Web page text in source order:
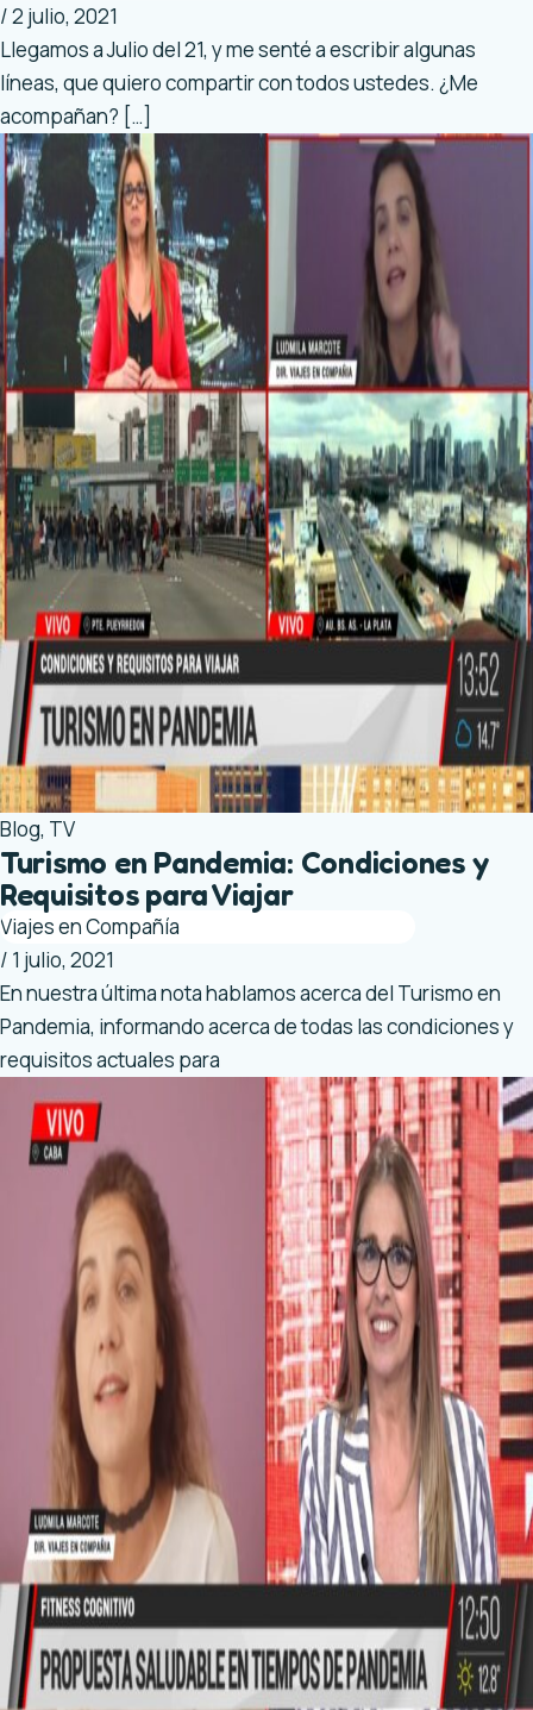
/2 julio, 2021
Llegamos a Julio del 21, y me senté a escribir algunas
líneas, que quiero compartir con todos ustedes. ¿Me
acompañan? […]
Blog, TV
Turismo en Pandemia: Condiciones y
Requisitos para Viajar
Viajes en Compañía
/ 1 julio, 2021
En nuestra última nota hablamos acerca del Turismo en
Pandemia, informando acerca de todas las condiciones y
requisitos actuales para